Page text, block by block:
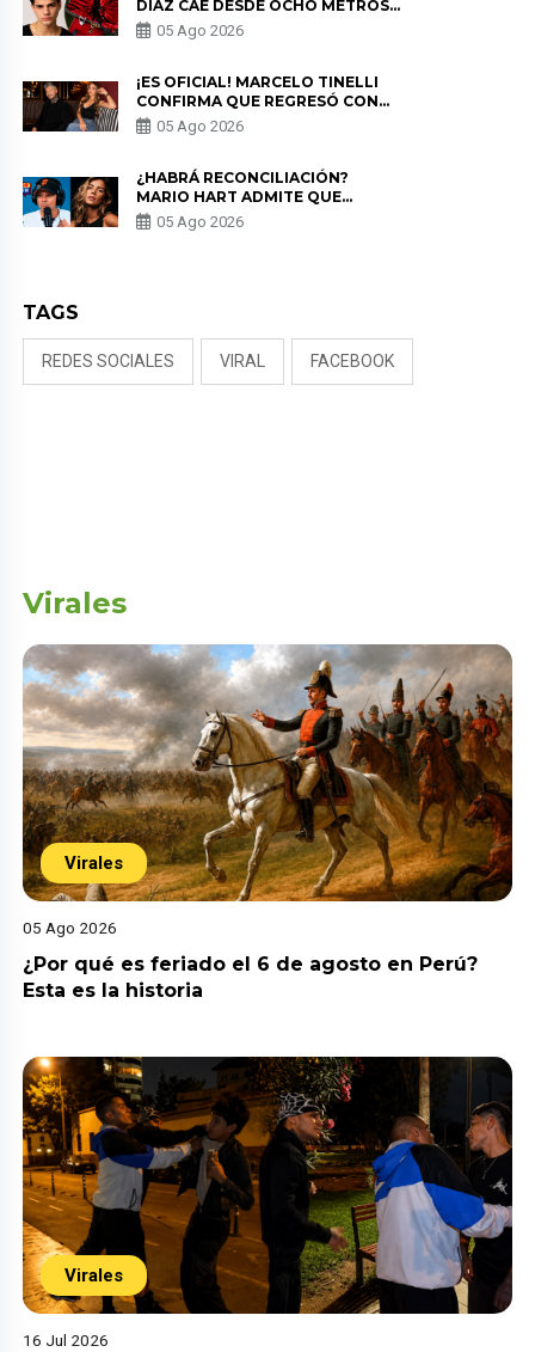
DÍAZ CAE DESDE OCHO METROS
EN “ESTO ES GUERRA” Y GENERA
PREOCUPACIÓN
05 Ago 2026
¡ES OFICIAL! MARCELO TINELLI
CONFIRMA QUE REGRESÓ CON
MILETT FIGUEROA: “EL AMOR
PUDO MÁS”
05 Ago 2026
¿HABRÁ RECONCILIACIÓN?
MARIO HART ADMITE QUE
PODRÍA VOLVER CON KORINA
RIVADENEIRA: “NO LE CERRARÍA
05 Ago 2026
TAGS
REDES SOCIALES VIRAL FACEBOOK
Virales
Virales
05 Ago 2026
¿Por qué es feriado el 6 de agosto en Perú?
Esta es la historia
Virales
16 Jul 2026